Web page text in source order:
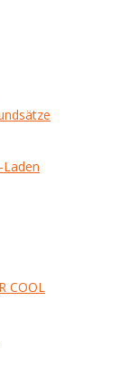
COOL